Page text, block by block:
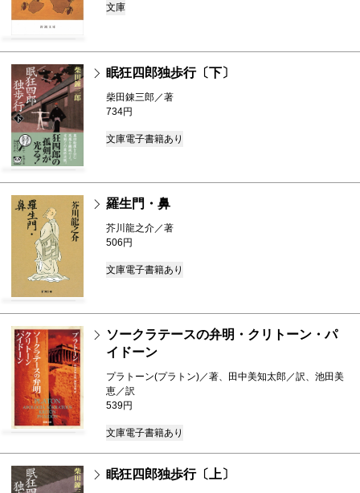
文庫
眠狂四郎独歩行〔下〕
柴田錬三郎／著
734円
文庫電子書籍あり
羅生門・鼻
芥川龍之介／著
506円
文庫電子書籍あり
ソークラテースの弁明・クリトーン・パ
イドーン
プラトーン(プラトン)／著、田中美知太郎／訳、池田美
恵／訳
539円
文庫電子書籍あり
眠狂四郎独歩行〔上〕